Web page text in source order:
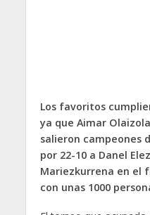
Los favoritos
ya que Aimar
salieron campeones
por 22-10 a Danel
Mariezkurrena en el
con unas 1000